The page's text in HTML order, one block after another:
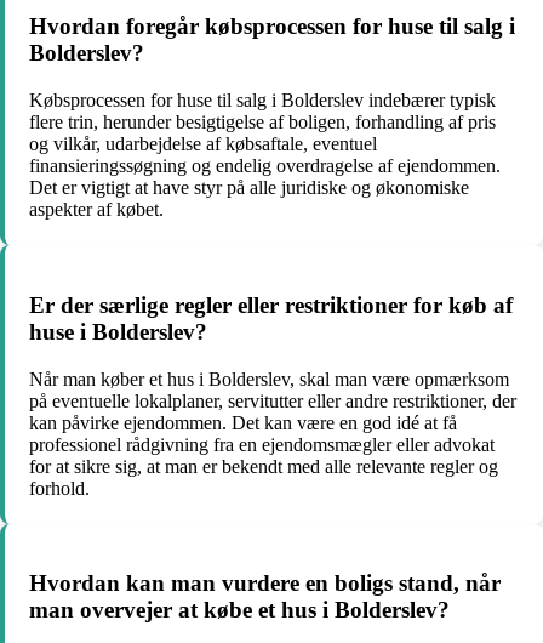
Hvordan foregår købsprocessen for huse til salg i
Bolderslev?
Købsprocessen for huse til salg i Bolderslev indebærer typisk
flere trin, herunder besigtigelse af boligen, forhandling af pris
og vilkår, udarbejdelse af købsaftale, eventuel
finansieringssøgning og endelig overdragelse af ejendommen.
Det er vigtigt at have styr på alle juridiske og økonomiske
aspekter af købet.
Er der særlige regler eller restriktioner for køb af
huse i Bolderslev?
Når man køber et hus i Bolderslev, skal man være opmærksom
på eventuelle lokalplaner, servitutter eller andre restriktioner, der
kan påvirke ejendommen. Det kan være en god idé at få
professionel rådgivning fra en ejendomsmægler eller advokat
for at sikre sig, at man er bekendt med alle relevante regler og
forhold.
Hvordan kan man vurdere en boligs stand, når
man overvejer at købe et hus i Bolderslev?